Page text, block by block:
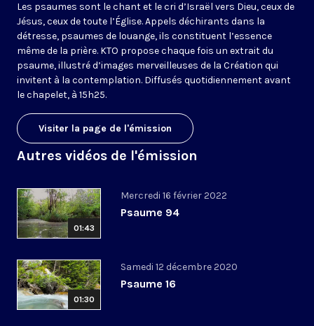
Les psaumes sont le chant et le cri d’Israël vers Dieu, ceux de
Jésus, ceux de toute l’Église. Appels déchirants dans la
détresse, psaumes de louange, ils constituent l’essence
même de la prière. KTO propose chaque fois un extrait du
psaume, illustré d’images merveilleuses de la Création qui
invitent à la contemplation. Diffusés quotidiennement avant
le chapelet, à 15h25.
Visiter la page de l'émission
Autres vidéos de l'émission
01:43
Mercredi 16 février 2022
Psaume 94
01:30
Samedi 12 décembre 2020
Psaume 16